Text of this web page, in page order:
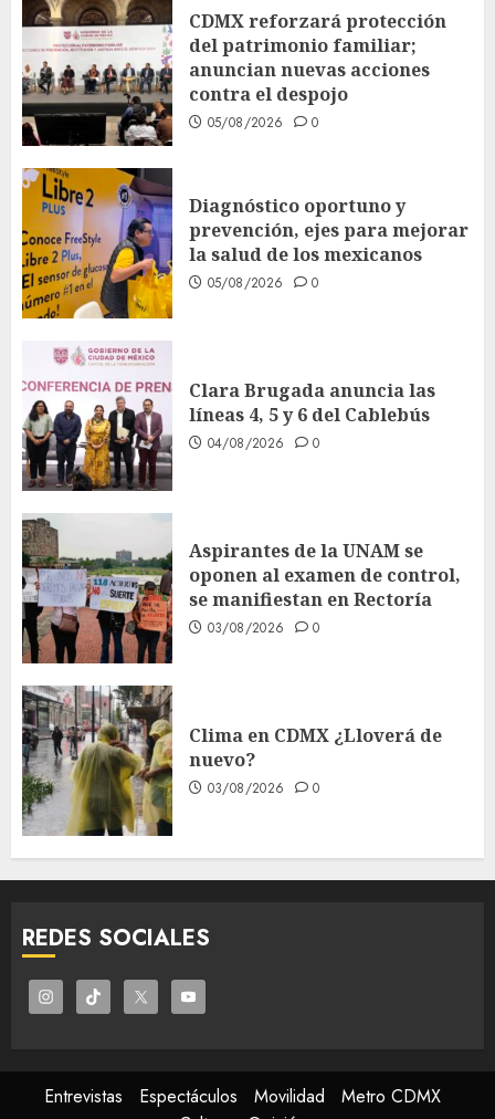
CDMX reforzará protección
del patrimonio familiar;
anuncian nuevas acciones
contra el despojo
05/08/2026 0
Diagnóstico oportuno y
prevención, ejes para mejorar
la salud de los mexicanos
05/08/2026 0
Clara Brugada anuncia las
líneas 4, 5 y 6 del Cablebús
04/08/2026 0
Aspirantes de la UNAM se
oponen al examen de control,
se manifiestan en Rectoría
03/08/2026 0
Clima en CDMX ¿Lloverá de
nuevo?
03/08/2026 0
REDES SOCIALES
Entrevistas Espectáculos Movilidad
Metro CDMX